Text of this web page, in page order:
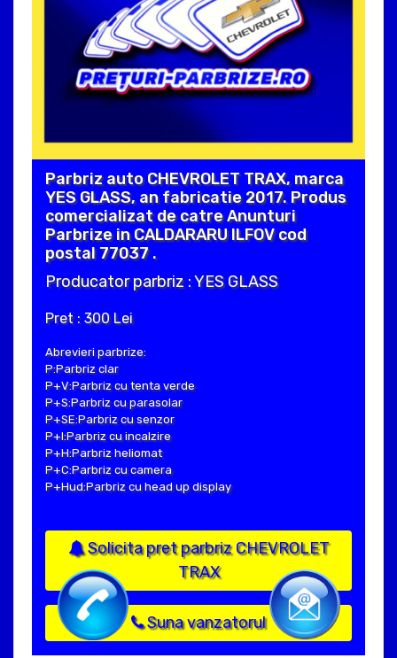
Parbriz auto CHEVROLET TRAX, marca
YES GLASS, an fabricatie 2017. Produs
comercializat de catre Anunturi
Parbrize in CALDARARU ILFOV cod
postal 77037 .
Producator parbriz : YES GLASS
Pret : 300 Lei
Abrevieri parbrize:
P:Parbriz clar
P+V:Parbriz cu tenta verde
P+S:Parbriz cu parasolar
P+SE:Parbriz cu senzor
P+I:Parbriz cu incalzire
P+H:Parbriz heliomat
P+C:Parbriz cu camera
P+Hud:Parbriz cu head up display
Solicita pret parbriz CHEVROLET
TRAX
Suna vanzatorul